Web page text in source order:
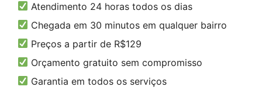
Atendimento 24 horas todos os dias
Chegada em 30 minutos em qualquer bairro
Preços a partir de R$129
Orçamento gratuito sem compromisso
Garantia em todos os serviços